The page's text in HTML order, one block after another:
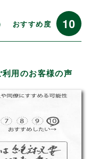
おすすめ度 10
用のお客様の声